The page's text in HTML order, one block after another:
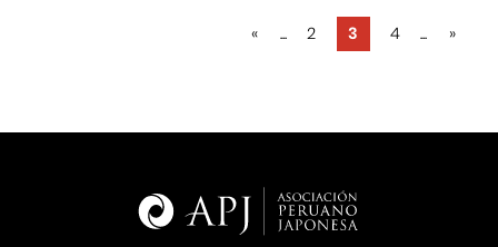
« ... 2 3 4 ... »